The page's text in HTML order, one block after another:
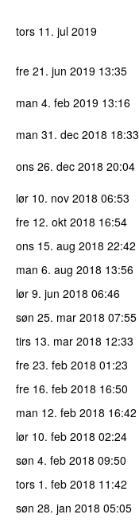
tors 11. jul 2019
fre 21. jun 2019 13:35
man 4. feb 2019 13:16
man 31. dec 2018 18:33
ons 26. dec 2018 20:04
lør 10. nov 2018 06:53
fre 12. okt 2018 16:54
ons 15. aug 2018 22:42
man 6. aug 2018 13:56
lør 9. jun 2018 06:46
søn 25. mar 2018 07:55
tirs 13. mar 2018 12:33
fre 23. feb 2018 01:23
fre 16. feb 2018 16:50
man 12. feb 2018 16:42
lør 10. feb 2018 02:24
søn 4. feb 2018 09:50
tors 1. feb 2018 11:42
søn 28. jan 2018 05:05